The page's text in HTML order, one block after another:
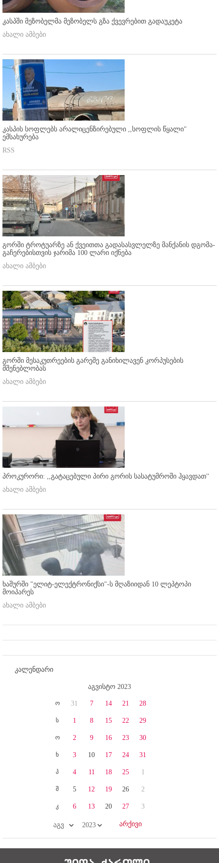
კასპში მეზობელმა მეზობელს გზა ქვევრებით გადაუკეტა
ახალი ამბები
კასპის სოფლებს არალიცენზირებული ,,სოფლის წყალი"
ემსახურება
RSS
გორში ტროტუარზე ან ქვეითთა გადასასვლელზე მანქანის დგომა-
გაჩერებისთვის ჯარიმა 100 ლარი იქნება
ახალი ამბები
გორში მესაკუთრეების გარეშე განიხილავენ კორპუსების
მშენებლობას
ახალი ამბები
პროკურორი: ,,გატაცებული პირი გორის სასატუმროში ჰყავდათ''
ახალი ამბები
ხაშურში "ელიტ-ელექტრონიქსი"-ს მღაზიიდან 10 ლეპტოპი
მოიპარეს
ახალი ამბები
კალენდარი
აგვისტო 2023
ო
ს
ო
ხ
პ
შ
კ
31
1
2
3
4
5
6
7
8
9
10
11
12
13
14
15
16
17
18
19
20
21
22
23
24
25
26
27
28
29
30
31
1
2
3